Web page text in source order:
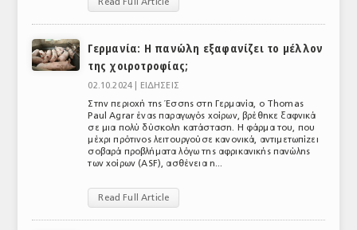
Γερμανία: Η πανώλη εξαφανίζει το μέλλον
της χοιροτροφίας;
02.10.2024 |
ΕΙΔΗΣΕΙΣ
Στην περιοχή της Έσσης στη Γερμανία, ο Thomas
Paul Agrar ένας παραγωγός χοίρων, βρέθηκε ξαφνικά
σε μια πολύ δύσκολη κατάσταση. Η φάρμα του, που
μέχρι πρότινος λειτουργούσε κανονικά, αντιμετωπίζει
σοβαρά προβλήματα λόγω της αφρικανικής πανώλης
των χοίρων (ASF), ασθένεια η...
Read Full Article